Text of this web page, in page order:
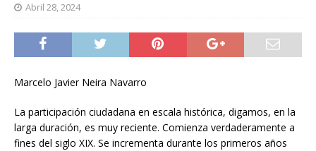
Abril 28, 2024
Marcelo Javier Neira Navarro
La participación ciudadana en escala histórica, digamos, en la
larga duración, es muy reciente. Comienza verdaderamente a
fines del siglo XIX. Se incrementa durante los primeros años